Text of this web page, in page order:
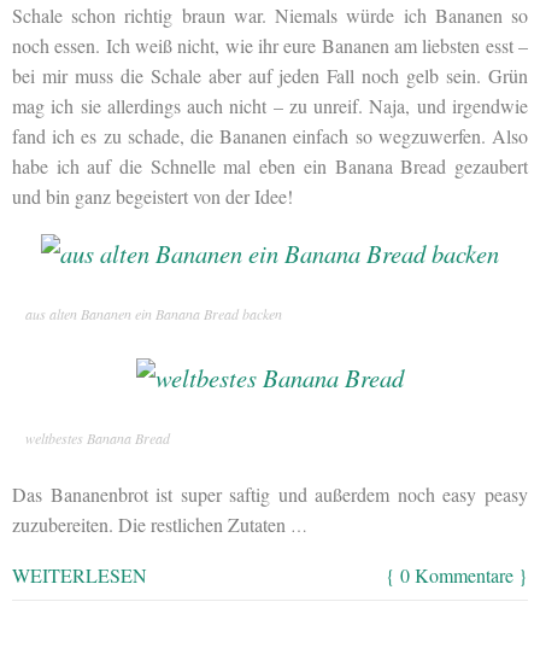
Schale schon richtig braun war. Niemals würde ich Bananen so
noch essen. Ich weiß nicht, wie ihr eure Bananen am liebsten esst –
bei mir muss die Schale aber auf jeden Fall noch gelb sein. Grün
mag ich sie allerdings auch nicht – zu unreif. Naja, und irgendwie
fand ich es zu schade, die Bananen einfach so wegzuwerfen. Also
habe ich auf die Schnelle mal eben ein Banana Bread gezaubert
und bin ganz begeistert von der Idee!
aus alten Bananen ein Banana Bread backen
weltbestes Banana Bread
Das Bananenbrot ist super saftig und außerdem noch easy peasy
zuzubereiten. Die restlichen Zutaten …
WEITERLESEN { 0 Kommentare }